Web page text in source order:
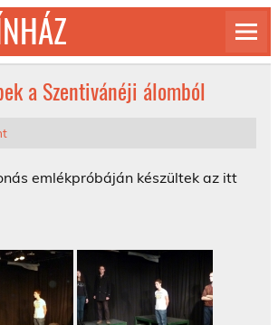
a Szentivánéji álomból
emlékpróbáján készültek az itt